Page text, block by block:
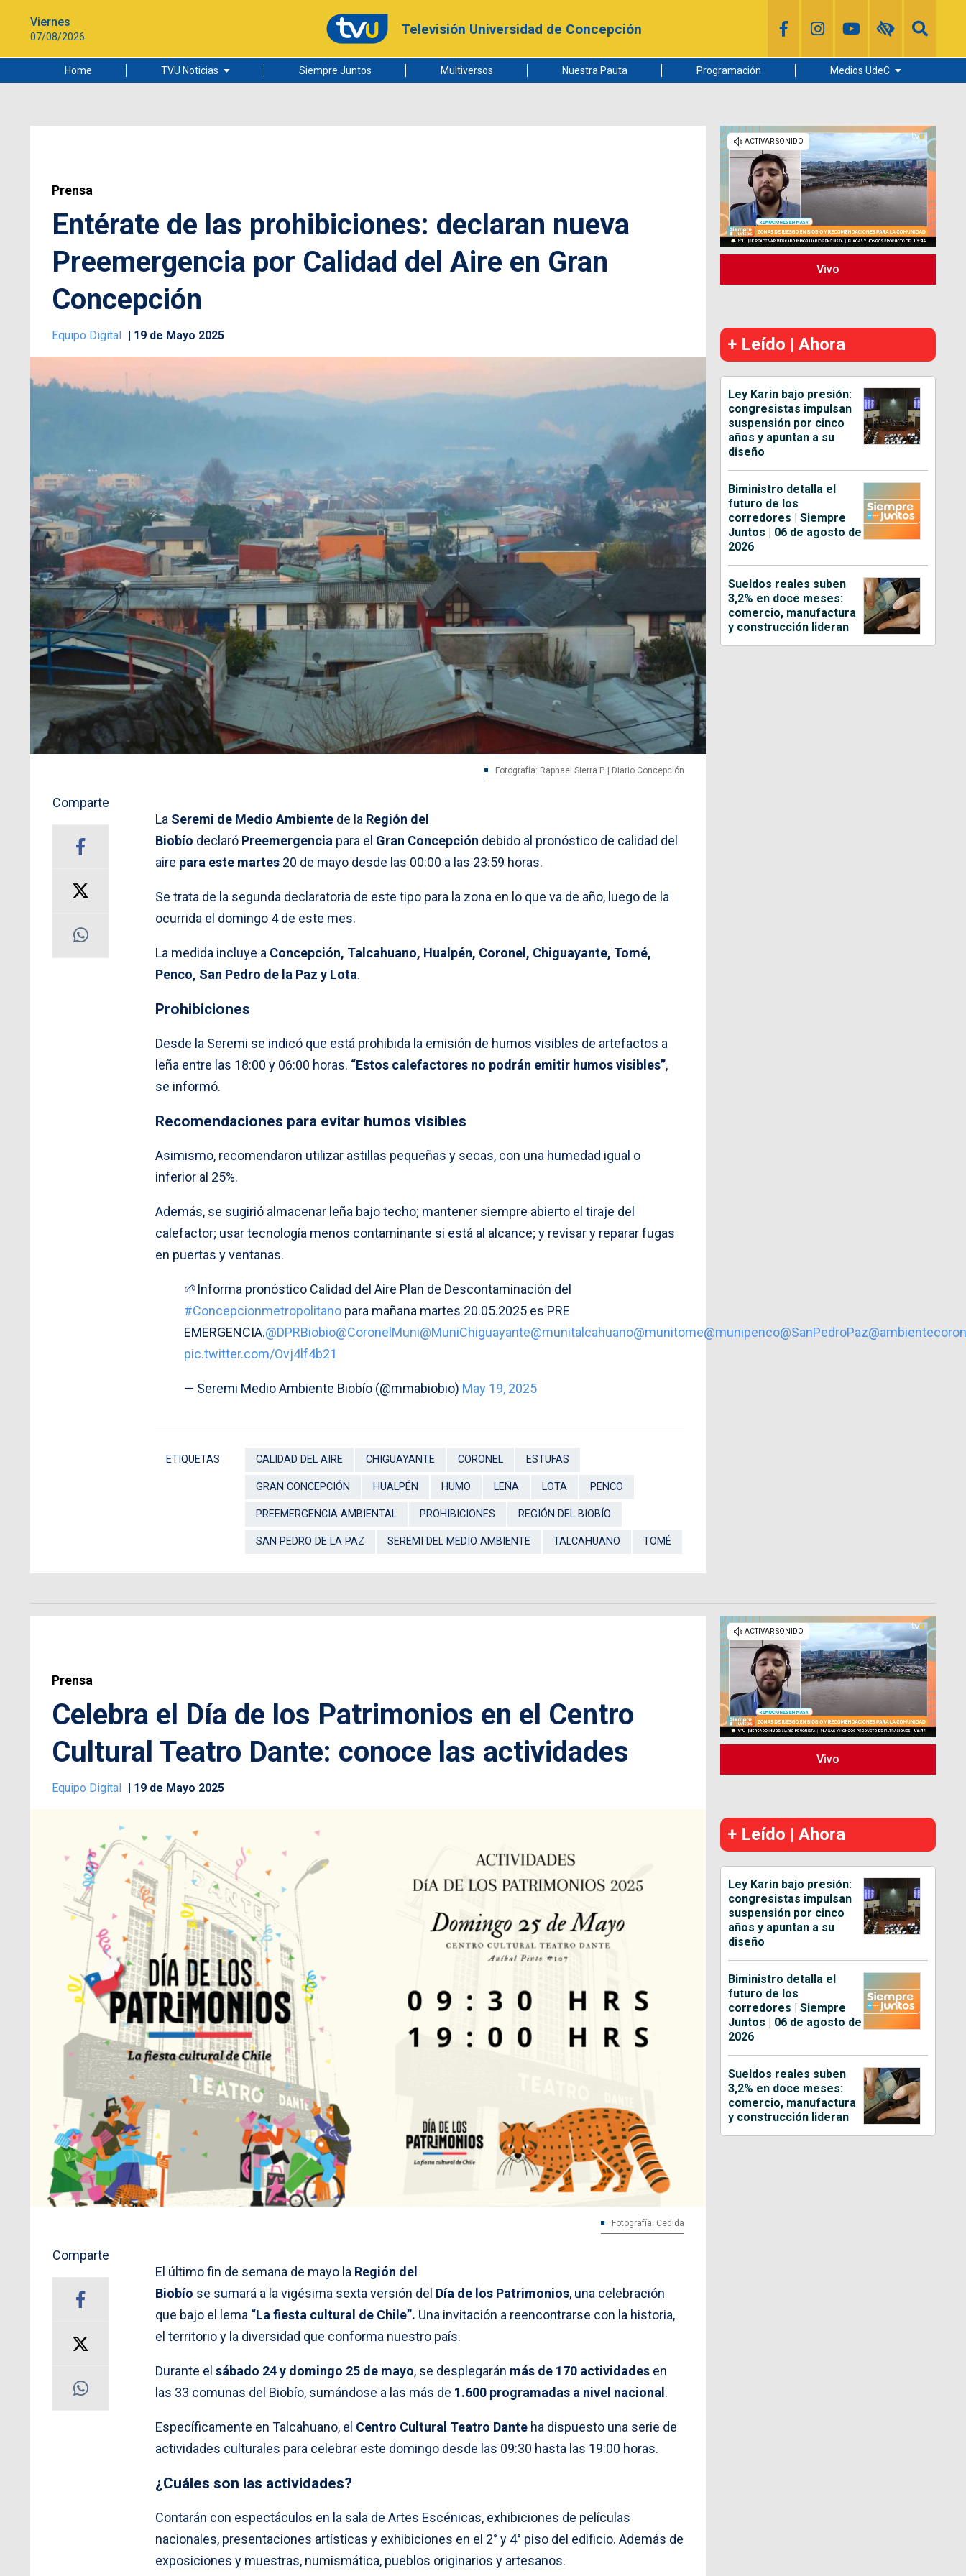
Viernes
07/08/2026 Televisión Universidad de Concepción
Home TVU Noticias
Ciudad
Siempre Juntos Multiversos Nuestra Pauta Programación Medios UdeC
Radio UdeC
Noticias UdeC
La Discusión
Prensa
Entérate de las prohibiciones: declaran nueva
Preemergencia por Calidad del Aire en Gran
Concepción
Equipo Digital 19 de Mayo 2025
Fotografía: Raphael Sierra P. | Diario Concepción
Comparte
La Seremi de Medio Ambiente de la Región del
Biobío declaró Preemergencia para el Gran Concepción debido al pronóstico de calidad del
aire para este martes 20 de mayo desde las 00:00 a las 23:59 horas.
Se trata de la segunda declaratoria de este tipo para la zona en lo que va de año, luego de la
ocurrida el domingo 4 de este mes.
La medida incluye a Concepción, Talcahuano, Hualpén, Coronel, Chiguayante, Tomé,
Penco, San Pedro de la Paz y Lota.
Prohibiciones
Desde la Seremi se indicó que está prohibida la emisión de humos visibles de artefactos a
leña entre las 18:00 y 06:00 horas. “Estos calefactores no podrán emitir humos visibles”,
se informó.
Recomendaciones para evitar humos visibles
Asimismo, recomendaron utilizar astillas pequeñas y secas, con una humedad igual o
inferior al 25%.
Además, se sugirió almacenar leña bajo techo; mantener siempre abierto el tiraje del
calefactor; usar tecnología menos contaminante si está al alcance; y revisar y reparar fugas
en puertas y ventanas.
🌱Informa pronóstico Calidad del Aire Plan de Descontaminación del
#Concepcionmetropolitano para mañana martes 20.05.2025 es PRE
EMERGENCIA.@DPRBiobio@CoronelMuni@MuniChiguayante@munitalcahuano@munitome@munipenco@SanPedroPaz
pic.twitter.com/Ovj4lf4b21
— Seremi Medio Ambiente Biobío (@mmabiobio) May 19, 2025
ETIQUETAS CALIDAD DEL AIRE CHIGUAYANTE CORONEL ESTUFAS
GRAN CONCEPCIÓN HUALPÉN HUMO LEÑA LOTA PENCO
PREEMERGENCIA AMBIENTAL PROHIBICIONES REGIÓN DEL BIOBÍO
SAN PEDRO DE LA PAZ SEREMI DEL MEDIO AMBIENTE TALCAHUANO TOMÉ
Vivo
+ Leído | Ahora
Ley Karin bajo presión:
congresistas impulsan
suspensión por cinco
años y apuntan a su
diseño
Biministro detalla el
futuro de los
corredores | Siempre
Juntos | 06 de agosto de
2026
Sueldos reales suben
3,2% en doce meses:
comercio, manufactura
y construcción lideran
Prensa
Celebra el Día de los Patrimonios en el Centro
Cultural Teatro Dante: conoce las actividades
Equipo Digital 19 de Mayo 2025
Fotografía: Cedida
Comparte
El último fin de semana de mayo la Región del
Biobío se sumará a la vigésima sexta versión del Día de los Patrimonios, una celebración
que bajo el lema “La fiesta cultural de Chile”. Una invitación a reencontrarse con la historia,
el territorio y la diversidad que conforma nuestro país.
Durante el sábado 24 y domingo 25 de mayo, se desplegarán más de 170 actividades en
las 33 comunas del Biobío, sumándose a las más de 1.600 programadas a nivel nacional .
Específicamente en Talcahuano, el Centro Cultural Teatro Dante ha dispuesto una serie de
actividades culturales para celebrar este domingo desde las 09:30 hasta las 19:00 horas.
¿Cuáles son las actividades?
Contarán con espectáculos en la sala de Artes Escénicas, exhibiciones de películas
nacionales, presentaciones artísticas y exhibiciones en el 2° y 4° piso del edificio. Además de
exposiciones y muestras, numismática, pueblos originarios y artesanos.
Vivo
+ Leído | Ahora
Ley Karin bajo presión:
congresistas impulsan
suspensión por cinco
años y apuntan a su
diseño
Biministro detalla el
futuro de los
corredores | Siempre
Juntos | 06 de agosto de
2026
Sueldos reales suben
3,2% en doce meses:
comercio, manufactura
y construcción lideran